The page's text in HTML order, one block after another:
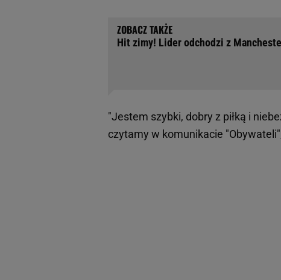
Hit zimy! Lider odchodzi z
"Jestem szybki, dobry z piłką i
czytamy w komunikacie